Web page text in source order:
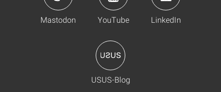
Mastodon YouTube LinkedIn
USUS-Blog